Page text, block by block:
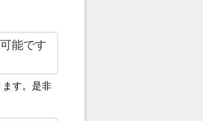
能です
す。是非